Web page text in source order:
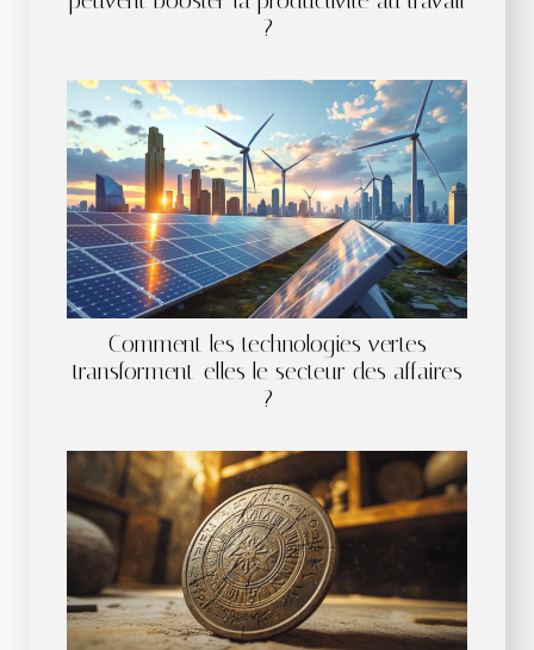
?
Comment les technologies vertes
transforment-elles le secteur des affaires
?